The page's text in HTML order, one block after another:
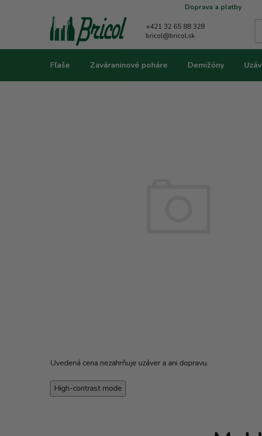
Doprava a platby
+421 32 65 88 328
bricol@bricol.sk
Fľaše Zaváraninové poháre Demižóny
Uvedená cena nezahrňuje uzáver a ani dopravu.
High-contrast mode